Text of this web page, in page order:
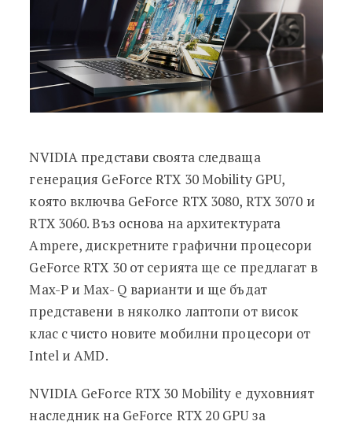
NVIDIA представи своята следваща
генерация GeForce RTX 30 Mobility GPU,
която включва GeForce RTX 3080, RTX 3070 и
RTX 3060. Въз основа на архитектурата
Ampere, дискретните графични процесори
GeForce RTX 30 от серията ще се предлагат в
Max-P и Max- Q варианти и ще бъдат
представени в няколко лаптопи от висок
клас с чисто новите мобилни процесори от
Intel и AMD.
NVIDIA GeForce RTX 30 Mobility е духовният
наследник на GeForce RTX 20 GPU за